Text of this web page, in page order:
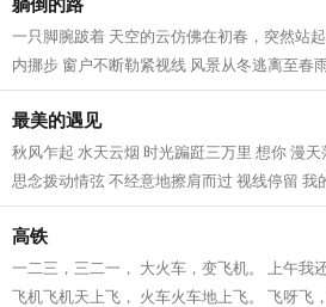
躺倒的路
一只脚腕跛着 天空的云仿佛在初春，突然站
内挪步 窗户不断勒紧视线 风景从冬逃离至春
年过往的旧时光 轮椅并不意味着光...
最美的遇见
秋风乍起 水天云烟 时光蹁跹三万里 想你 漫
思念拨动情弦 不经意地擦肩而过 视线停留 我
那个温馨的夜晚 深情凝望 十指相...
高铁
一二三，三二一， 大火车，变飞机。 上午我
飞机飞机天上飞， 火车火车地上飞。 飞呀飞